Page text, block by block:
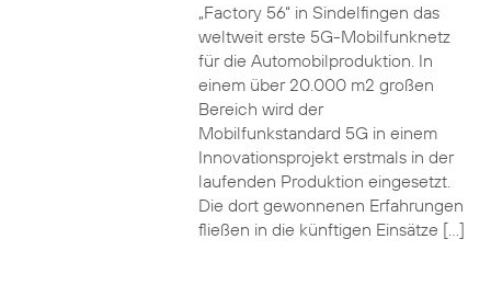
„Factory 56“ in Sindelfingen das
weltweit erste 5G-Mobilfunknetz
für die Automobilproduktion. In
einem über 20.000 m2 großen
Bereich wird der
Mobilfunkstandard 5G in einem
Innovationsprojekt erstmals in der
laufenden Produktion eingesetzt.
Die dort gewonnenen Erfahrungen
fließen in die künftigen Einsätze […]